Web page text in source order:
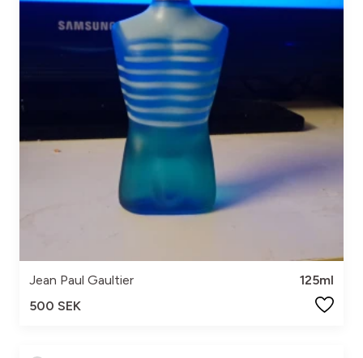
Jean Paul Gaultier
125ml
500 SEK